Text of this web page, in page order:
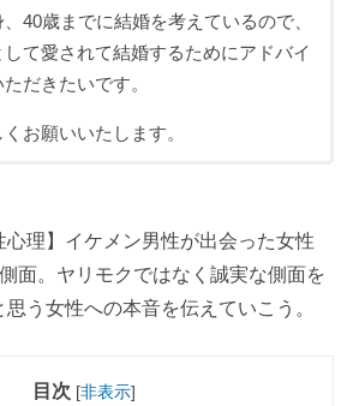
40歳までに結婚を考えているので、
して愛されて結婚するためにアドバイ
だきたいです。
くお願いいたします。
心理】イケメン男性が出会った女性
面。ヤリモクではなく誠実な側面を
う女性への本音を伝えていこう。
目次 [非表示]